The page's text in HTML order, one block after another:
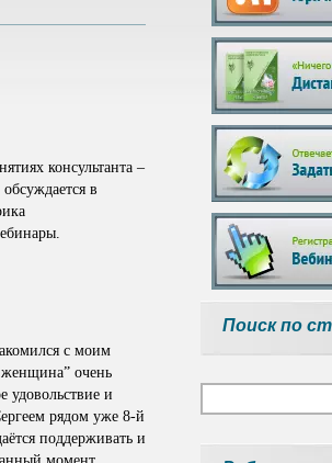
консультанта –
в
с моим
очень
удовольствие и
рядом уже 8-й
поддерживать и
Поиск по